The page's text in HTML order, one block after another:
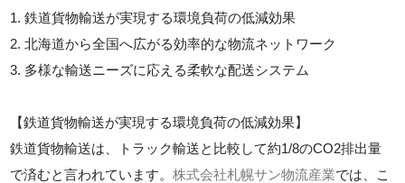
1. 鉄道貨物輸送が実現する環境負荷の低減効果
2. 北海道から全国へ広がる効率的な物流ネットワーク
3. 多様な輸送ニーズに応える柔軟な配送システム
【鉄道貨物輸送が実現する環境負荷の低減効果】
鉄道貨物輸送は、トラック輸送と比較して約1/8のCO2排出量
で済むと言われています。株式会社札幌サン物流産業では、こ